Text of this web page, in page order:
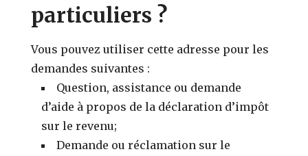
particuliers ?
Vous pouvez utiliser cette adresse pour les
demandes suivantes :
Question, assistance ou demande
d’aide à propos de la déclaration d’impôt
sur le revenu;
Demande ou réclamation sur le